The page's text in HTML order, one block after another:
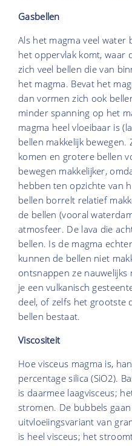
Gasbellen
Als het magma veel water
het oppervlak komt, waar
zich veel bellen die van
het magma. Bevat het
dan vormen zich ook
minder spanning op het
magma heel vloeibaar is
bellen makkelijk
komen en grotere bellen
bewegen makkelijker,
hebben ten opzichte van
bellen borrelt relatief
de bellen (vooral
atmosfeer. De lava die
bellen. Is de magma
kunnen de bellen niet
ontsnappen ze
je een vulkanisch
deel, of zelfs het grootste
bellen bestaat.
Viscositeit
Hoe visceus magma is,
percentage silica (SiO2).
is daarmee laagvisceus;
stromen. De bubbels
uitvloeiingsvariant van
is heel visceus; het